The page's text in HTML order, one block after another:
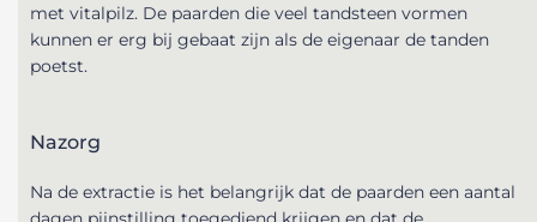
met vitalpilz. De paarden die veel tandsteen vormen
kunnen er erg bij gebaat zijn als de eigenaar de tanden
poetst.
Nazorg
Na de extractie is het belangrijk dat de paarden een aantal